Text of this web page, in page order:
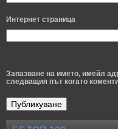
Интернет страница
Запазване на името, имейл
следващия път когато